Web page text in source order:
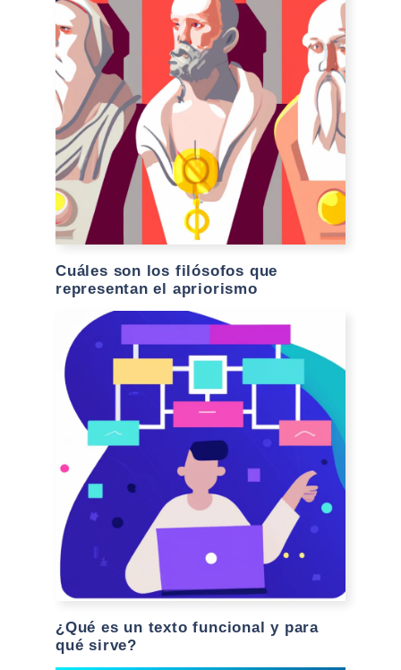
Cuáles son los filósofos que
representan el apriorismo
¿Qué es un texto funcional y para
qué sirve?